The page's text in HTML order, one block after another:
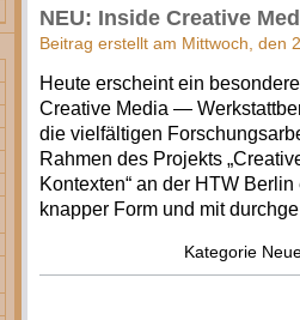
NEU: Inside Creative
Beitrag erstellt am Mittwoch, den
Heute erscheint ein
Creative Media —
die vielfältigen
Rahmen des Projekts
Kontexten“ an der HTW
knapper Form und mit
Kategorie